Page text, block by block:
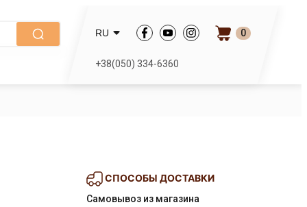
RU 0
+38(050) 334-6360
СПОСОБЫ ДОСТАВКИ
Самовывоз из магазина